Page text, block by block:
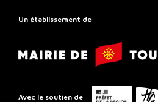
Régional
Toulouse
Un établissement de
Mairie
de
Avec le soutien de